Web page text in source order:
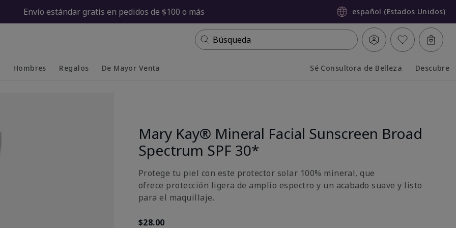
Envío estándar gratis en pedidos de $100 o más español (Estados Unidos)
Búsqueda
Hombres Regalos De Mayor Venta Sé Consultora de Belleza Descubre
Mary Kay® Mineral Facial Sunscreen Broad
Spectrum SPF 30*
Protege tu piel con este protector solar 100% mineral, que
ofrece protección ligera de amplio espectro y un acabado suave y listo
para el maquillaje.
$28.00